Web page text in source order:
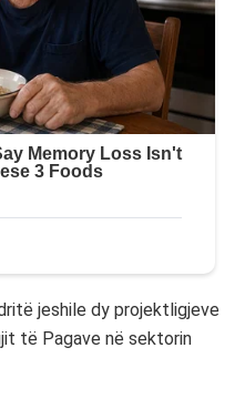
jeshile dy projektligjeve
të Pagave në sektorin